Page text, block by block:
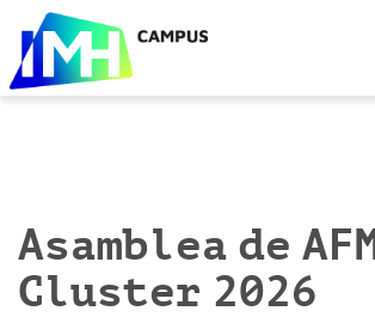
e
Asamblea de AFM
Cluster 2026